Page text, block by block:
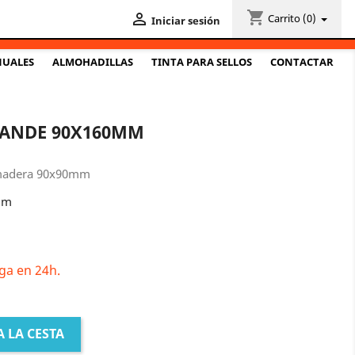
 Iniciar sesión shopping_cart Carrito (0)
ALMOHADILLAS TINTA PARA SELLOS CONTACTAR
90X160MM
90x90mm
en 24h.
LA CESTA